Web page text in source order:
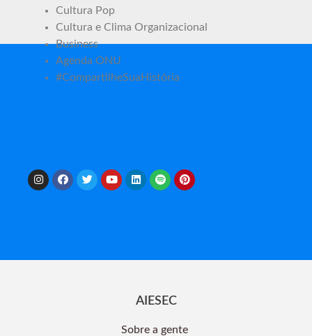
Cultura Pop
Cultura e Clima Organizacional
Business
Agenda ONU
#CompartilheSuaHistória
AIESEC
Sobre a gente